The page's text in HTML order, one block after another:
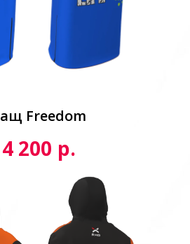
Freedom
200 р.